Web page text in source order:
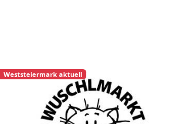
Weststeiermark aktuell